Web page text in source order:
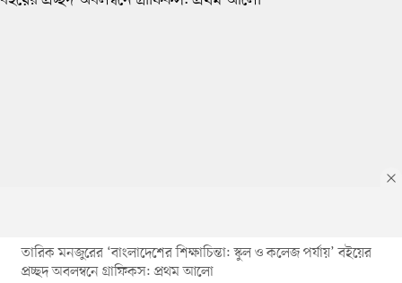
তারিক মনজুরের ‘বাংলাদেশের শিক্ষাচিন্তা: স্কুল ও কলেজ পর্যায়’ বইয়ের
প্রচ্ছদ অবলম্বনে গ্রাফিকস: প্রথম আলো